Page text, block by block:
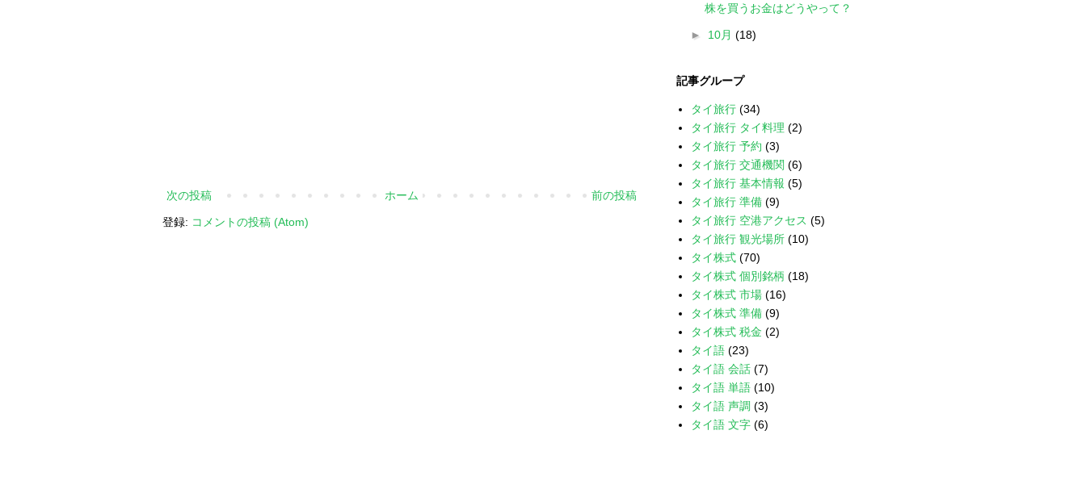
次の投稿 前の投稿
ホーム
登録: コメントの投稿 (Atom)
株を買うお金はどうやって？
► 10月 (18)
記事グループ
タイ旅行 (34)
タイ旅行 タイ料理 (2)
タイ旅行 予約 (3)
タイ旅行 交通機関 (6)
タイ旅行 基本情報 (5)
タイ旅行 準備 (9)
タイ旅行 空港アクセス (5)
タイ旅行 観光場所 (10)
タイ株式 (70)
タイ株式 個別銘柄 (18)
タイ株式 市場 (16)
タイ株式 準備 (9)
タイ株式 税金 (2)
タイ語 (23)
タイ語 会話 (7)
タイ語 単語 (10)
タイ語 声調 (3)
タイ語 文字 (6)